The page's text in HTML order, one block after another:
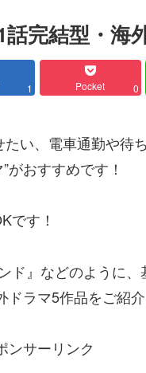
完結型・海
1 Pocket 0
い、電車通勤や待
がおすすめです！
です！
ド』などのように
ラマ5作品をご紹
ンサーリンク